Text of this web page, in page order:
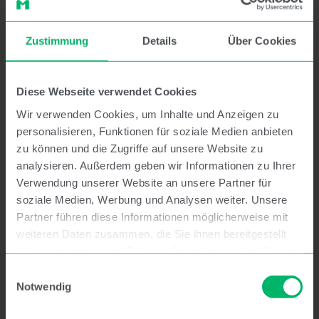
Zustimmung Details Über Cookies
Diese Webseite verwendet Cookies
Wir verwenden Cookies, um Inhalte und Anzeigen zu
personalisieren, Funktionen für soziale Medien anbieten
zu können und die Zugriffe auf unsere Website zu
analysieren. Außerdem geben wir Informationen zu Ihrer
Verwendung unserer Website an unsere Partner für
soziale Medien, Werbung und Analysen weiter. Unsere
Partner führen diese Informationen möglicherweise mit
weiteren Daten zusammen, die Sie ihnen bereitgestellt
Notwendig
Spenden mit PayPal
Sprechen Sie uns an